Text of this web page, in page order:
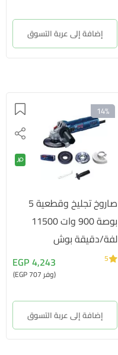
إضافة إلى عربة التسوق
14%
صاروخ تجليخ وقطعية 5
بوصة 900 وات 11500
لفة/دقيقة بوش
4,243 EGP
(وفر 707 EGP)
5
إضافة إلى عربة التسوق